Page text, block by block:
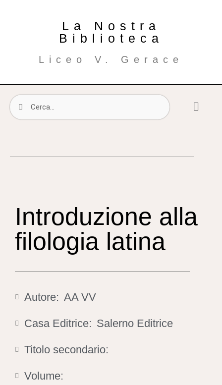
La Nostra
Biblioteca
Liceo V. Gerace
Introduzione alla
filologia latina
Autore: AA VV
Casa Editrice: Salerno Editrice
Titolo secondario:
Volume: